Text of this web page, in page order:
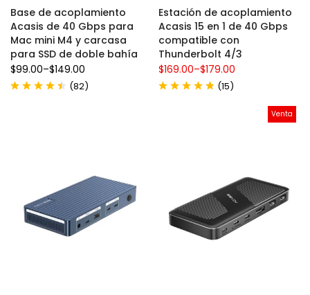
Base de acoplamiento
Acasis de 40 Gbps para
Mac mini M4 y carcasa
para SSD de doble bahía
$99.00–$149.00
(82)
Estación de acoplamiento
Acasis 15 en 1 de 40 Gbps
compatible con
Thunderbolt 4/3
$169.00–$179.00
(15)
Venta